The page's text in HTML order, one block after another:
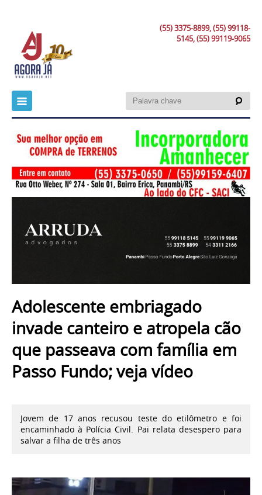
(55) 3375-8899, (55) 99118-
5145, (55) 99119-9065
Adolescente embriagado
invade canteiro e atropela cão
que passeava com família em
Passo Fundo; veja vídeo
Jovem de 17 anos recusou teste do etilômetro e foi
encaminhado à Polícia Civil. Pai relata desespero para
salvar a filha de três anos